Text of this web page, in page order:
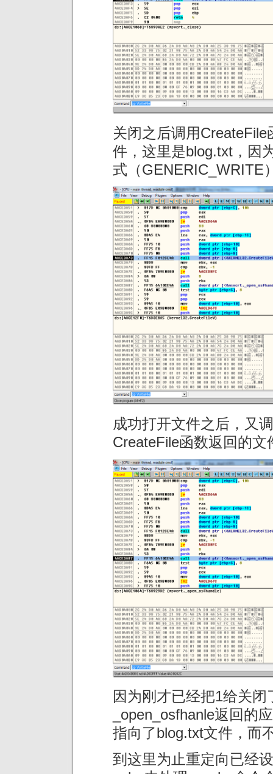
关闭之后调用
件，这里是blog.txt，因
式（GENERIC_WRITE
成功打开文件之后，又
CreateFile函数返回的
因为刚才已经把1给关
_open_osfhanle返回的
指向了blog.txt文件，而
到这里为止重定向已经